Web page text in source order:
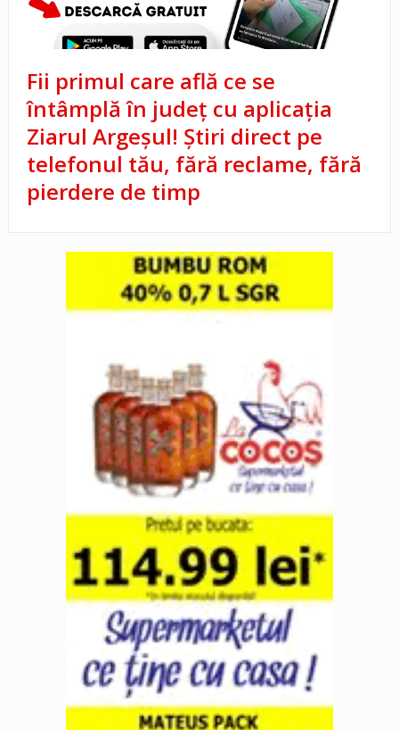
Fii primul care află ce se
întâmplă în județ cu aplicația
Ziarul Argeșul! Știri direct pe
telefonul tău, fără reclame, fără
pierdere de timp